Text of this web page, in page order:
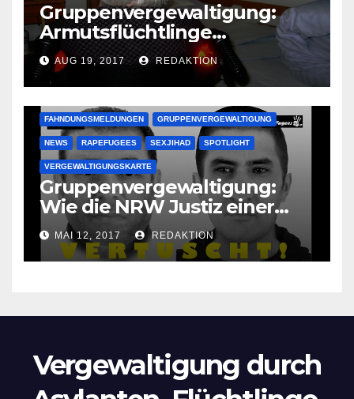
Gruppenvergewaltigung:
Armutsflüchtlinge
vergewaltigen bettlägerige
Oma im Schlaf
krankenhausreif
AUG 19, 2017 REDAKTION
FAHNDUNGSMELDUNGEN GRUPPENVERGEWALTIGUNG
NEWS RAPEFUGEES SEXJIHAD SPOTLIGHT
VERGEWALTIGUNGSKARTE
Gruppenvergewaltigung:
Wie die NRW Justiz einer
Lokalzeitung verbietet diese
Bilder zu veröffentlichen
MAI 12, 2017 REDAKTION
Vergewaltigung durch